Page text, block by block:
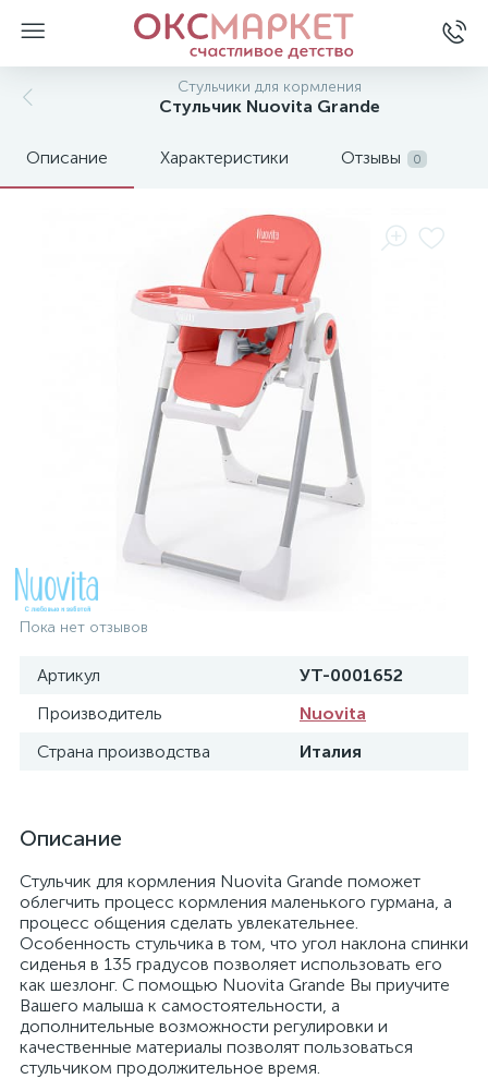
Стульчики для кормления
Стульчик Nuovita Grande
Описание Характеристики Отзывы 0
Пока нет отзывов
Артикул
УТ-0001652
Производитель
Nuovita
Страна производства
Италия
Описание
Стульчик для кормления Nuovita Grande поможет
облегчить процесс кормления маленького гурмана, а
процесс общения сделать увлекательнее.
Особенность стульчика в том, что угол наклона спинки
сиденья в 135 градусов позволяет использовать его
как шезлонг. С помощью Nuovita Grande Вы приучите
Вашего малыша к самостоятельности, а
дополнительные возможности регулировки и
качественные материалы позволят пользоваться
стульчиком продолжительное время.